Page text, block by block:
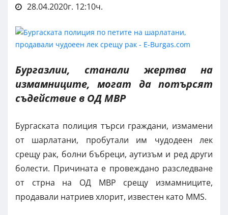
28.04.2020г. 12:10ч.
Бургазлии, станали жертва на
измамниците, могат да потърсят
съдействие в ОД МВР
Бургаската полиция търси граждани, измамени
от шарлатани, пробутали им чудодеен лек
срещу рак, болни бъбреци, аутизъм и ред други
болести. Причината е провеждано разследване
от стрна на ОД МВР срещу измамниците,
продавали натриев хлорит, известен като MMS.